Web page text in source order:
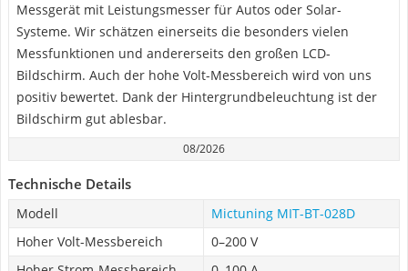
Messgerät mit Leistungsmesser für Autos oder Solar-
Systeme. Wir schätzen einerseits die besonders vielen
Messfunktionen und andererseits den großen LCD-
Bildschirm. Auch der hohe Volt-Messbereich wird von uns
positiv bewertet. Dank der Hintergrundbeleuchtung ist der
Bildschirm gut ablesbar.
08/2026
Technische Details
Modell
Mictuning MIT-BT-028D
Hoher Volt-Messbereich
0–200 V